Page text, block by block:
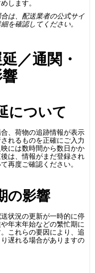
します。
は、配送業者の公式サイ
を確認してください。
／通関・
について
、荷物の追跡情報が表示
れるものを正確にご入力
には数時間から数日かか
は、情報がまだ登録され
再度ご確認ください。
の影響
状況の更新が一時的に停
年末年始などの繁忙期に
これらの要因により、追
遅れる場合がありますの